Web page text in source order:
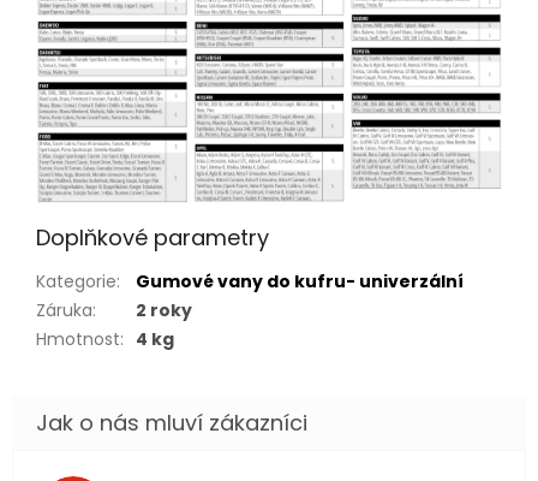
Doplňkové parametry
Kategorie:
Gumové vany do kufru- univerzální
Záruka:
2 roky
Hmotnost: 4 kg